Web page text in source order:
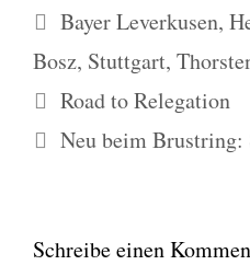
Schlagwörter
Bayer Leverkusen,
Bosz, Stuttgart,
Road to Relegation
Neu beim
Schreibe einen